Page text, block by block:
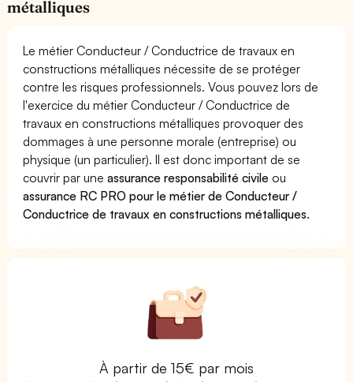
métalliques
Le métier Conducteur / Conductrice de travaux en
constructions métalliques nécessite de se protéger
contre les risques professionnels. Vous pouvez lors de
l'exercice du métier Conducteur / Conductrice de
travaux en constructions métalliques provoquer des
dommages à une personne morale (entreprise) ou
physique (un particulier). Il est donc important de se
couvrir par uneassurance responsabilité civile ou
assurance RC PRO pour le métier de Conducteur /
Conductrice de travaux en constructions métalliques.
À partir de 15€ par mois